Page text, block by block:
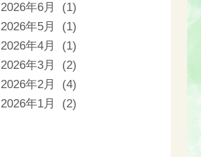
2026年6月 (1)
2026年5月 (1)
2026年4月 (1)
2026年3月 (2)
2026年2月 (4)
2026年1月 (2)